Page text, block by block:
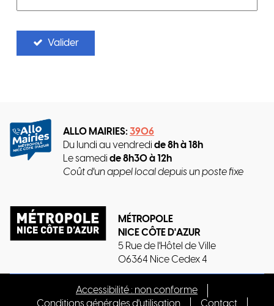
Valider
ALLO MAIRIES: 3906
Du lundi au vendredi de 8h à 18h
Le samedi de 8h30 à 12h
Coût d'un appel local depuis un poste fixe
MÉTROPOLE
NICE CÔTE D'AZUR
5 Rue de l'Hôtel de Ville
06364 Nice Cedex 4
Accessibilité : non conforme
Conditions générales d'utilisation
Contact